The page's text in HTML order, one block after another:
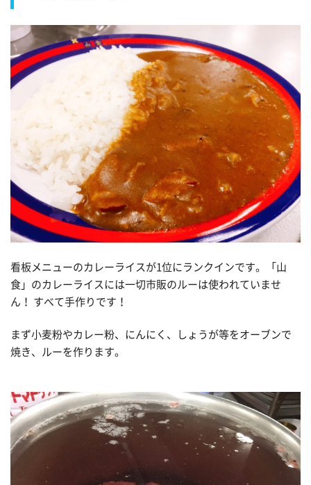
看板メニューのカレーライスが1位にランクインです。「山
食」のカレーライスには一切市販のルーは使われていませ
ん！ すべて手作りです！
まず小麦粉やカレー粉、にんにく、しょうが等をオーブンで
焼き、ルーを作ります。